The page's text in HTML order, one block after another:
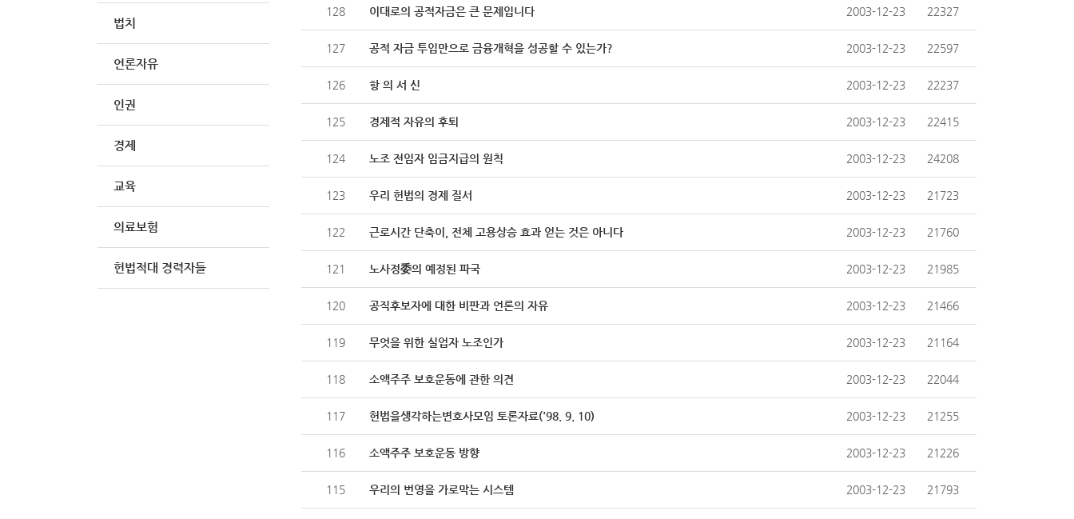
법치
언론자유
인권
경제
교육
의료보험
헌법적대 경력자들
128 이대로의 공적자금은 큰 문제입니다 2003-12-23 22327
127 공적 자금 투입만으로 금융개혁을 성공할 수 있는가? 2003-12-23 22597
126 항 의 서 신 2003-12-23 22237
125 경제적 자유의 후퇴 2003-12-23 22415
124 노조 전임자 임금지급의 원칙 2003-12-23 24208
123 우리 헌법의 경제 질서 2003-12-23 21723
122 근로시간 단축이, 전체 고용상승 효과 얻는 것은 아니다 2003-12-23 21760
121 노사정委의 예정된 파국 2003-12-23 21985
120 공직후보자에 대한 비판과 언론의 자유 2003-12-23 21466
119 무엇을 위한 실업자 노조인가 2003-12-23 21164
118 소액주주 보호운동에 관한 의견 2003-12-23 22044
117 헌법을생각하는변호사모임 토론자료('98. 9. 10) 2003-12-23 21255
116 소액주주 보호운동 방향 2003-12-23 21226
115 우리의 번영을 가로막는 시스템 2003-12-23 21793